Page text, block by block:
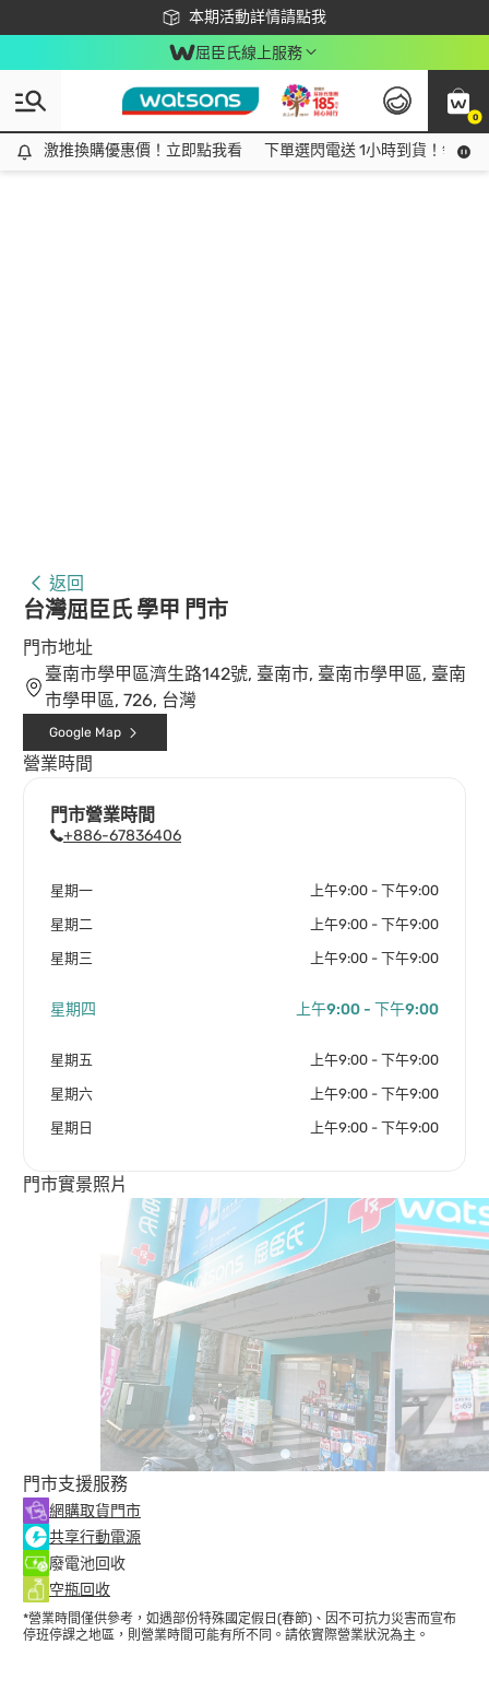
本期活動詳情請點我
下載app最高回饋$350
屈臣氏線上服務
0
激推換購優惠價！立即點我看
激推換購優惠價！立即點我看 下單選閃電送 1小時到貨！領神
返回
台灣屈臣氏 學甲 門市
門市地址
臺南市學甲區濟生路142號, 臺南市, 臺南市學甲區, 臺南
市學甲區, 726, 台灣
Google Map
營業時間
門市營業時間
+886-67836406
星期一 上午9:00 - 下午9:00
星期二 上午9:00 - 下午9:00
星期三 上午9:00 - 下午9:00
星期四 上午9:00 - 下午9:00
星期五 上午9:00 - 下午9:00
星期六 上午9:00 - 下午9:00
星期日 上午9:00 - 下午9:00
門市實景照片
門市支援服務
網購取貨門市
共享行動電源
廢電池回收
空瓶回收
*營業時間僅供參考，如遇部份特殊國定假日(春節)、因不可抗力災害而宣布
停班停課之地區，則營業時間可能有所不同。請依實際營業狀況為主。